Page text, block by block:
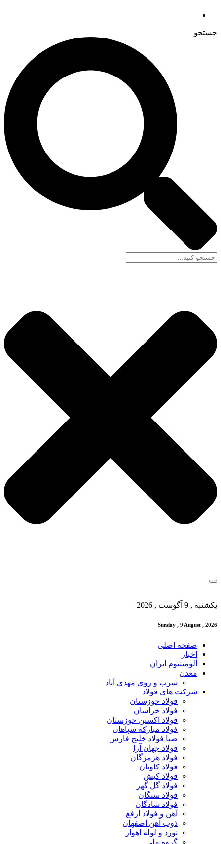
جستجو
یکشنبه , 9 آگوست , 2026
Sunday , 9 August , 2026
صفحه اصلی
اخبار
آلومینیوم ایران
معدن
سرب و روی مهدی آباد
شرکت های فولاد
فولاد خوزستان
فولاد خراسان
فولاد اکسین خوزستان
فولاد مبارکه سپاهان
صبا فولاد خلیج فارس
فولاد جهان آرا
فولاد هرمزگان
فولاد کاویان
فولاد کیش
فولاد گل گهر
فولاد سنگان
فولاد شادگان
آهن و فولاد ارفع
ذوب آهن اصفهان
نورد و لوله اهواز
گروه ملی